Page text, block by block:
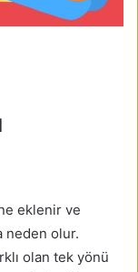
eklenir ve
neden olur.
olan tek yönü